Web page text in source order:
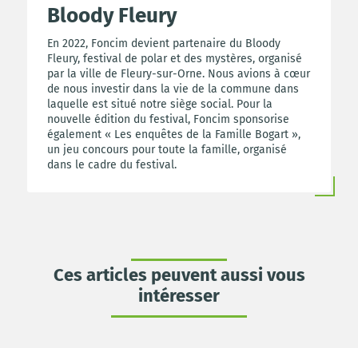
Bloody Fleury
En 2022, Foncim devient partenaire du Bloody
Fleury, festival de polar et des mystères, organisé
par la ville de Fleury-sur-Orne. Nous avions à cœur
de nous investir dans la vie de la commune dans
laquelle est situé notre siège social. Pour la
nouvelle édition du festival, Foncim sponsorise
également « Les enquêtes de la Famille Bogart »,
un jeu concours pour toute la famille, organisé
dans le cadre du festival.
Ces articles peuvent aussi vous
intéresser